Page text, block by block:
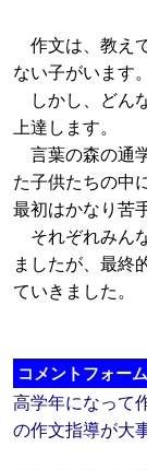
作文は、教え
ない子がいます。
しかし、どん
上達します。
言葉の森の通
た子供たちの中
最初はかなり苦
それぞれみん
ましたが、最終
ていきました。
コメントフォーム
高学年になって
の作文指導が大